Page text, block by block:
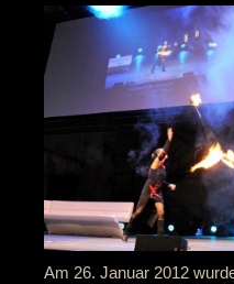
Am 26. Januar 2012